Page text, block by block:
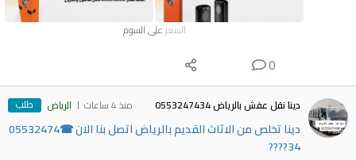
السعر على السوم
0
دينا نقل عفش بالرياض 0553247434 منذ 4 ساعات الرياض طلب
دينا تخلص من الاثاث القديم بالرياض اتصل بنا الان ☎05532474
34????